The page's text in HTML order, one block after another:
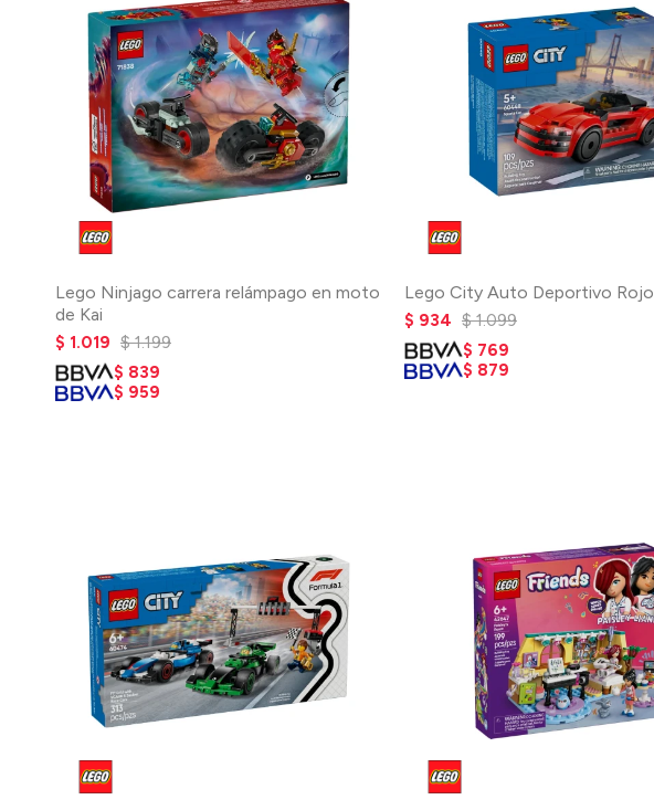
Lego Ninjago carrera relámpago en moto
de Kai
$ 1.019 $ 1.199
$ 839
$ 959
Lego City Auto Deportivo Rojo
$ 934 $ 1.099
$ 769
$ 879